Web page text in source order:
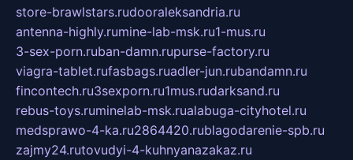
store-brawlstars.rudooraleksandria.ru
antenna-highly.rumine-lab-msk.ru1-mus.ru
3-sex-porn.ruban-damn.rupurse-factory.ru
viagra-tablet.rufasbags.ruadler-jun.rubandamn.ru
fincontech.ru3sexporn.ru1mus.rudarksand.ru
rebus-toys.ruminelab-msk.rualabuga-cityhotel.ru
medsprawo-4-ka.ru2864420.rublagodarenie-spb.ru
zajmy24.rutovudyi-4-kuhnyanazakaz.ru